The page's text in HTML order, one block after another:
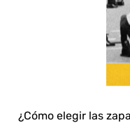
¿Cómo elegir las